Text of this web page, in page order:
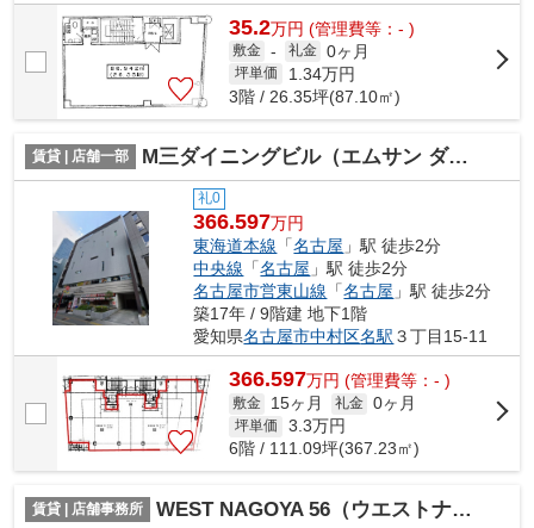
頂けます。エステサロンおすすめ！
35.2万円 (管理費等：- )
敷金 - 礼金 0ヶ月
坪単価 1.34万円
3階 / 26.35坪(87.10㎡)
賃貸 | 店舗一部 M三ダイニングビル（エムサン ダイニングビル）【 飲食系おすすめ 】
礼0
366.597万円
東海道本線 「名古屋 」駅 徒歩2分
中央線 「名古屋 」駅 徒歩2分
名古屋市営東山線 「名古屋 」駅 徒歩2分
築17年 / 9階建 地下1階
愛知県名古屋市中村区名駅 ３丁目15-11
366.597万円 (管理費等：- )
敷金 15ヶ月 礼金 0ヶ月
坪単価 3.3万円
6階 / 111.09坪(367.23㎡)
賃貸 | 店舗事務所 WEST NAGOYA 56（ウエストナゴヤ56）【 店舗系おすすめ 】